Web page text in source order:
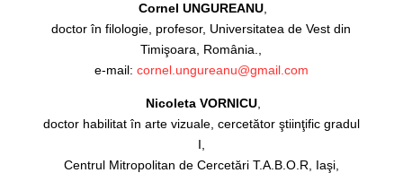
Cornel UNGUREANU
doctor în filologie, profesor, Universitatea de Vest din
Timişoara, România.,
e-mail: cornel.ungureanu@gmail.com
Nicoleta VORNICU,
doctor habilitat în arte vizuale, cercetător ştiinţific gradul
I,
Centrul Mitropolitan de Cercetări T.A.B.O.R, Iaşi,